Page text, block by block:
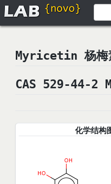
Myricetin 杨梅
CAS 529-44-2
化学结构